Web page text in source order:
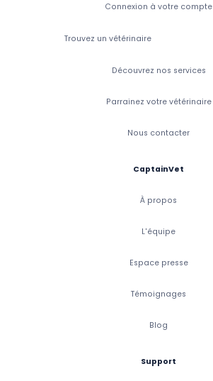
Connexion à votre compte
Trouvez un vétérinaire
Découvrez nos services
Parrainez votre vétérinaire
Nous contacter
CaptainVet
À propos
L'équipe
Espace presse
Témoignages
Blog
Support